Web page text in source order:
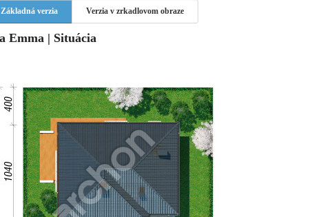
Základná verzia Verzia v zrkadlovom obraze
Emma | Situácia